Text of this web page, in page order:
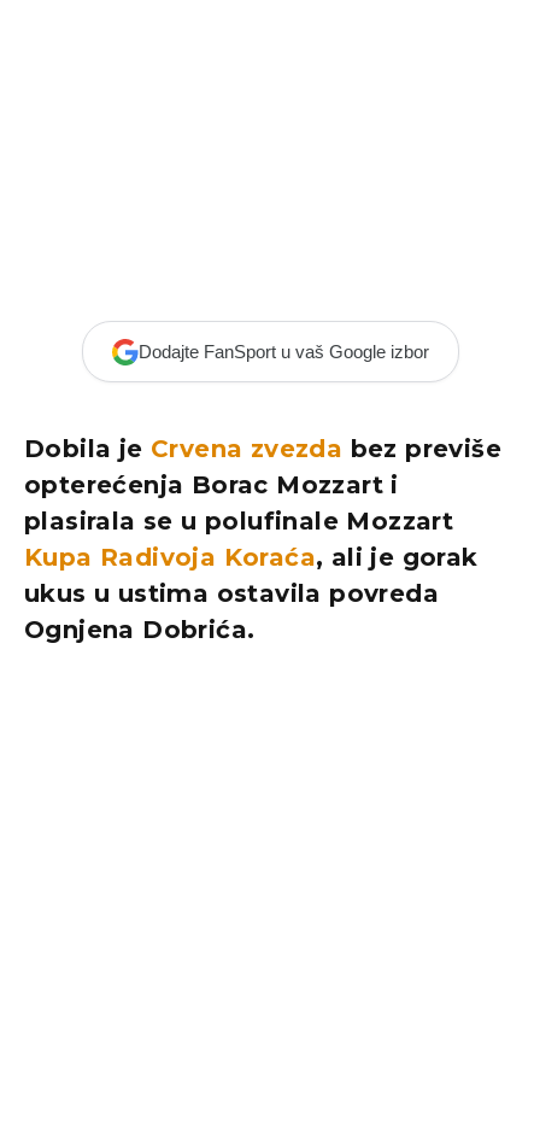
Dodajte FanSport u vaš Google izbor
Dobila je Crvena zvezda bez previše
opterećenja Borac Mozzart i
plasirala se u polufinale Mozzart
Kupa Radivoja Koraća, ali je gorak
ukus u ustima ostavila povreda
Ognjena Dobrića.